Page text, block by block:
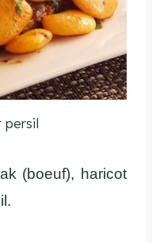
persil
(boeuf), haricot